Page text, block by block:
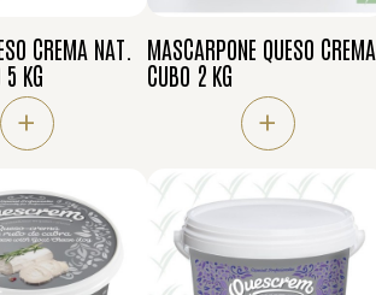
CREMA NAT.
KG
+
MASCARPONE QUESO CREMA
CUBO 2 KG
+